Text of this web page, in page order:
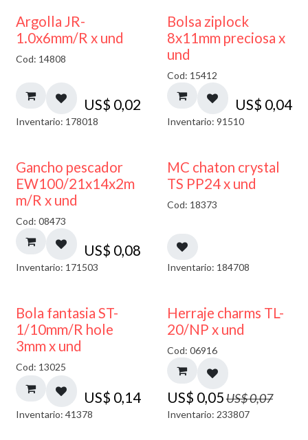
Argolla JR-
1.0x6mm/R x und
Cod: 14808
US$ 0,02
Inventario: 178018
¡NUEVO!
Bolsa ziplock
8x11mm preciosa x
und
Cod: 15412
US$ 0,04
Inventario: 91510
Gancho pescador
EW100/21x14x2m
m/R x und
Cod: 08473
US$ 0,08
Inventario: 171503
MC chaton crystal
TS PP24 x und
Cod: 18373
Inventario: 184708
Bola fantasia ST-
1/10mm/R hole
3mm x und
Cod: 13025
US$ 0,14
Inventario: 41378
40% DESCUENTO
Herraje charms TL-
20/NP x und
Cod: 06916
US$ 0,05US$0,07
Inventario: 233807